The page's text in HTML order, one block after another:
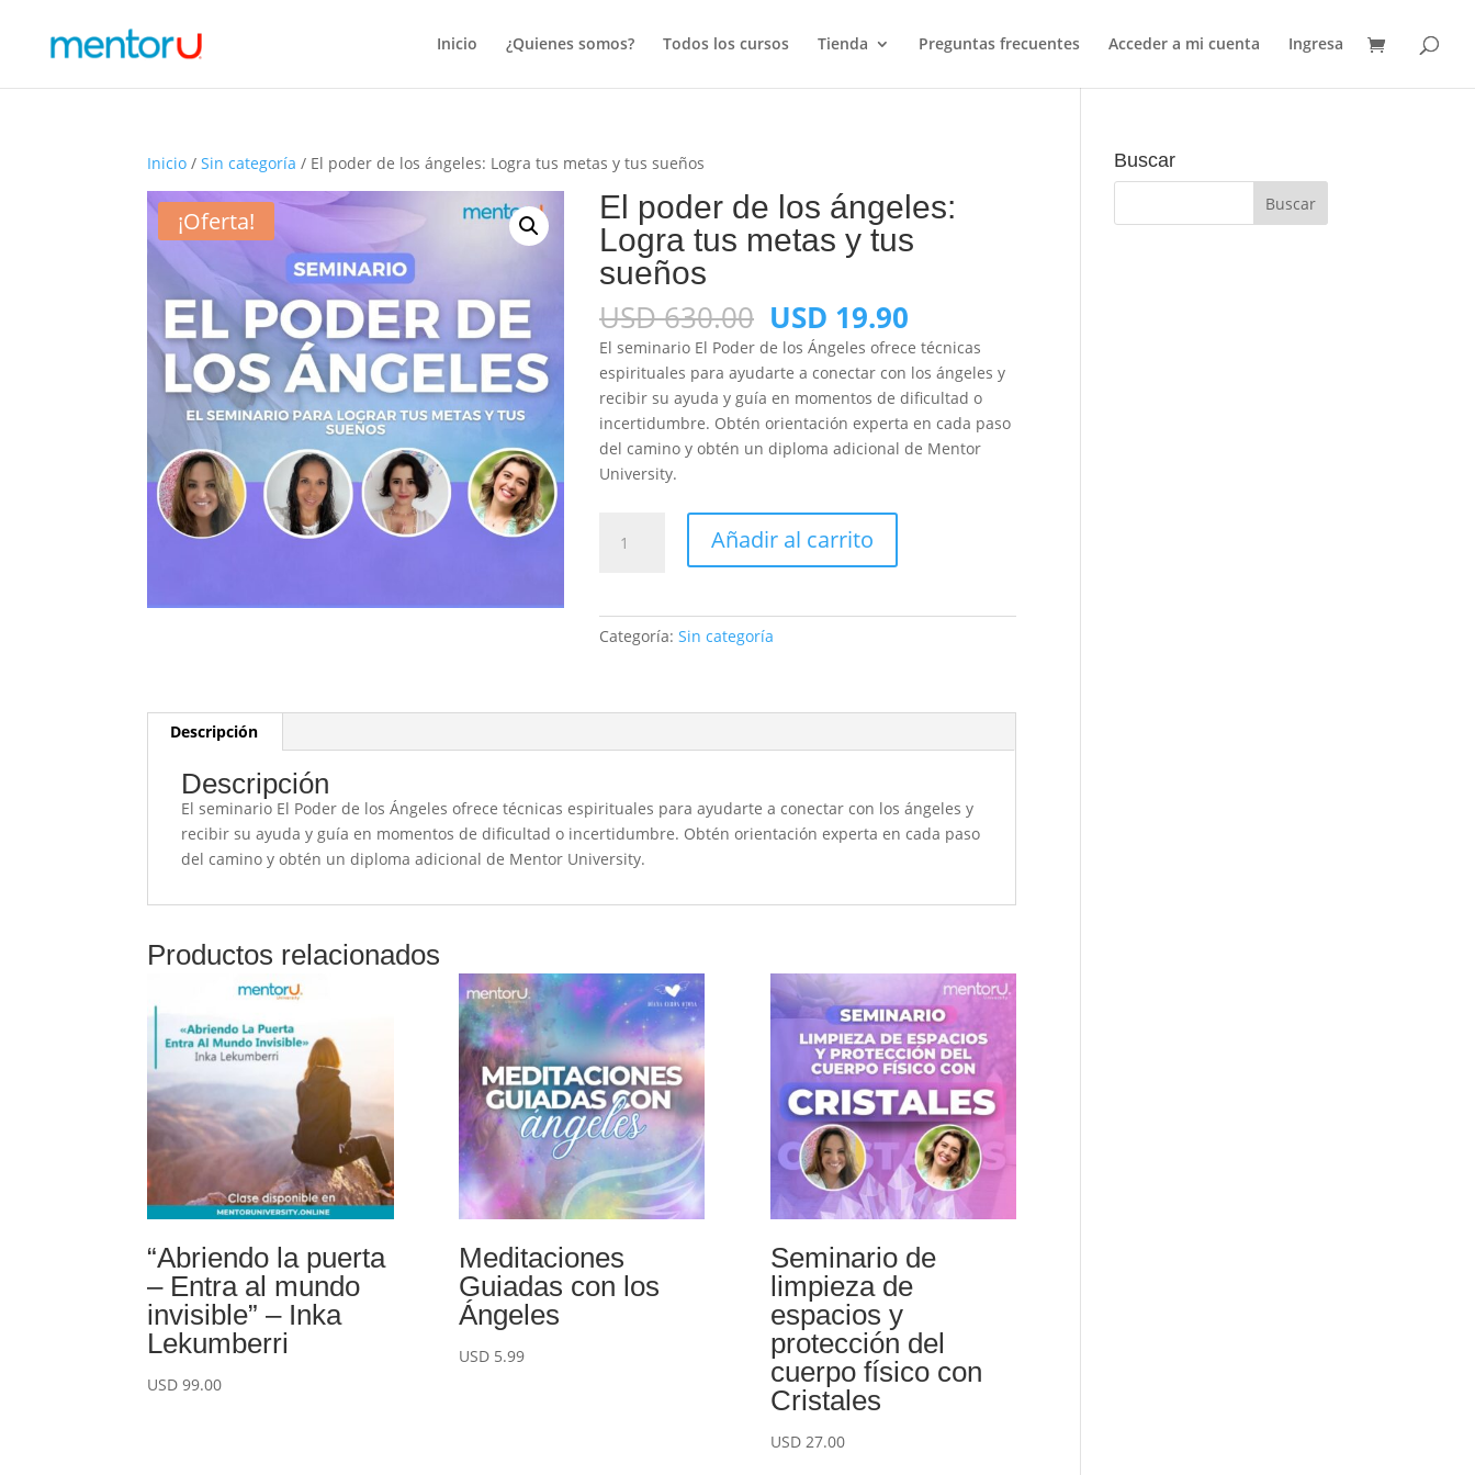
Inicio ¿Quienes somos? Todos los cursos Tienda Preguntas frecuentes Acceder a mi cuenta Ingresa
Inicio /Sin categoría / El poder de los ángeles: Logra tus metas y tus sueños
¡Oferta!
El poder de los ángeles:
Logra tus metas y tus
sueños
USD630.00 El
precio
original
era:
USD
630.00.
USD 19.90
precio
actual
es:
USD
19.90.
El seminario El Poder de los Ángeles ofrece técnicas
espirituales para ayudarte a conectar con los ángeles y
recibir su ayuda y guía en momentos de dificultad o
incertidumbre. Obtén orientación experta en cada paso
del camino y obtén un diploma adicional de Mentor
University.
poder
ángeles:
Logra
tus
cantidad
Añadir al carrito
Categoría:Sin categoría
Descripción
Descripción
El seminario El Poder de los Ángeles ofrece técnicas espirituales para ayudarte a conectar con los ángeles y
recibir su ayuda y guía en momentos de dificultad o incertidumbre. Obtén orientación experta en cada paso
del camino y obtén un diploma adicional de Mentor University.
Productos relacionados
“Abriendo la puerta
– Entra al mundo
invisible” – Inka
Lekumberri
USD99.00
Meditaciones
Guiadas con los
Ángeles
USD 5.99
Seminario de
limpieza de
espacios y
protección del
cuerpo físico con
Cristales
USD 27.00
Buscar